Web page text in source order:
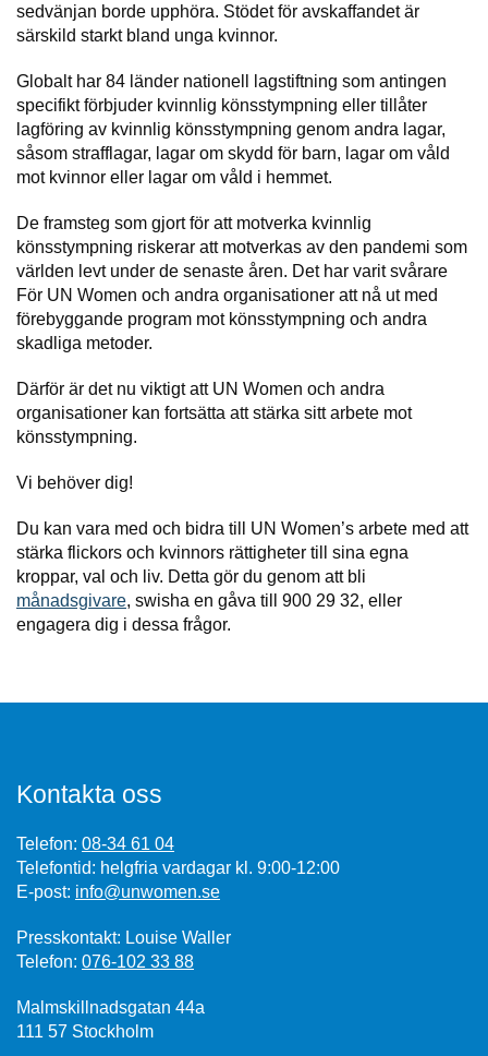
sedvänjan borde upphöra. Stödet för avskaffandet är
särskild starkt bland unga kvinnor.
Globalt har 84 länder nationell lagstiftning som antingen
specifikt förbjuder kvinnlig könsstympning eller tillåter
lagföring av kvinnlig könsstympning genom andra lagar,
såsom strafflagar, lagar om skydd för barn, lagar om våld
mot kvinnor eller lagar om våld i hemmet.
De framsteg som gjort för att motverka kvinnlig
könsstympning riskerar att motverkas av den pandemi som
världen levt under de senaste åren. Det har varit svårare
För UN Women och andra organisationer att nå ut med
förebyggande program mot könsstympning och andra
skadliga metoder.
Därför är det nu viktigt att UN Women och andra
organisationer kan fortsätta att stärka sitt arbete mot
könsstympning.
Vi behöver dig!
Du kan vara med och bidra till UN Women’s arbete med att
stärka flickors och kvinnors rättigheter till sina egna
kroppar, val och liv. Detta gör du genom att bli
månadsgivare, swisha en gåva till 900 29 32, eller
engagera dig i dessa frågor.
Kontakta oss
Telefon: 08-34 61 04
Telefontid: helgfria vardagar kl. 9:00-12:00
E-post: info@unwomen.se
Presskontakt: Louise Waller
Telefon: 076-102 33 88
Malmskillnadsgatan 44a
111 57 Stockholm